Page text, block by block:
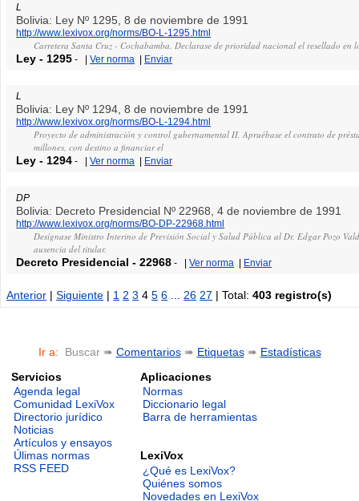
L
Bolivia: Ley Nº 1295, 8 de noviembre de 1991
http://www.lexivox.org/norms/BO-L-1295.html
Carretera Santa Cruz - Cochabamba. Declarase de prioridad nacional el resellado en
Ley - 1295 - |Ver norma | Enviar
L
Bolivia: Ley Nº 1294, 8 de noviembre de 1991
http://www.lexivox.org/norms/BO-L-1294.html
Proyecto de administración y control gubernamental II. Apruébase el contrato de
millones, con destino a financiar el
Ley - 1294 - |Ver norma | Enviar
DP
Bolivia: Decreto Presidencial Nº 22968, 4 de noviembre de 1991
http://www.lexivox.org/norms/BO-DP-22968.html
Desígnase Ministro Interino de Previsión Social y Salud Pública al Dr. Edgar Pozo
ausencia del titular.
Decreto Presidencial -22968 - |Ver norma | Enviar
Anterior |Siguiente | 1 2 3 45 6 26 27 | Total:403 registro(s)
Ir a: Buscar ➠ Comentarios➠ Etiquetas➠ Estadísticas
Servicios
Agenda legal
Comunidad LexiVox
Directorio jurídico
Noticias
Artículos y ensayos
Úlimas normas
RSS FEED
Aplicaciones
Normas
Diccionario legal
Barra de herramientas
LexiVox
¿Qué es LexiVox?
Quiénes somos
Novedades en LexiVox